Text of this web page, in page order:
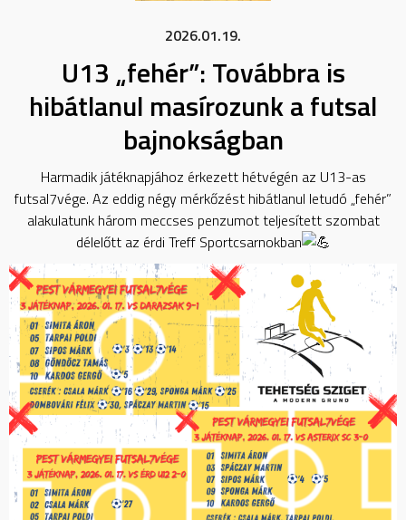
2026.01.19.
U13 „fehér”: Továbbra is
hibátlanul masírozunk a futsal
bajnokságban
Harmadik játéknapjához érkezett hétvégén az U13-as
futsal7vége. Az eddig négy mérkőzést hibátlanul letudó „fehér”
alakulatunk három meccses penzumot teljesített szombat
délelőtt az érdi Treff Sportcsarnokban